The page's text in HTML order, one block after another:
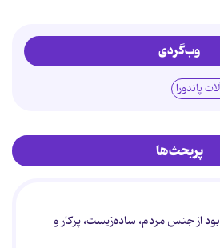
وب‌گردی
پاندورا
پربحث‌ها
از جنس مردم، ساده‌زیست، پرکار و